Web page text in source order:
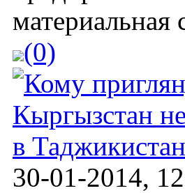
(0)
Кыргызстан
в Таджикистан
30-01-2014,